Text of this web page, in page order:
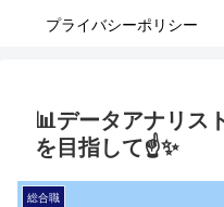
プライバシーポリシー
📊データアナリス
を目指して☝️✨
総合職